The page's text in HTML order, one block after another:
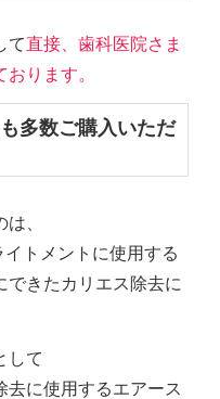
て直接、歯科医院さま
ります。
多数ご購入いただ
、
トメントに使用する
できたカリエス除去に
して
去に使用するエアース